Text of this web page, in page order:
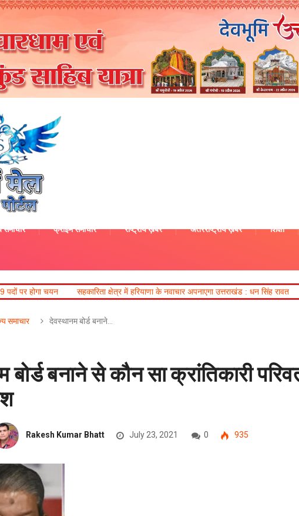
समाचार क्राइम समाचार राष्ट्रीय ख़बरें अंतरराष्ट्रीय ख़बरें शिक्षा
सहकारिता क्षेत्र में हरियाणा के नवाचार अपनाएगा उत्तराखंड : धन सिंह रावत राज्य में अगले सात
समाचार देवस्थानम बोर्ड बनाने…
बनाने से कौन सा क्रांतिकारी
Rakesh Kumar Bhatt July 23, 2021 0 935